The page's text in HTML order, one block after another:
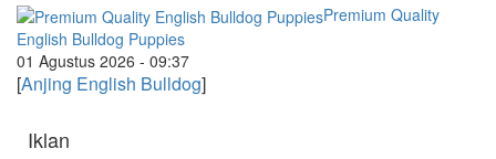
Premium Quality
English Bulldog Puppies
01 Agustus 2026 - 09:37
[Anjing English Bulldog]
Iklan